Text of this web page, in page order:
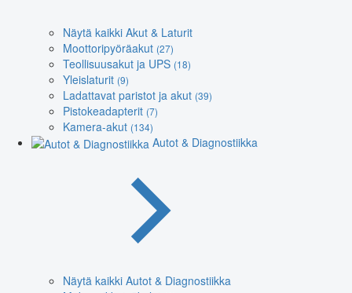
Näytä kaikki Akut & Laturit
Moottoripyöräakut (27)
Teollisuusakut ja UPS (18)
Yleislaturit (9)
Ladattavat paristot ja akut (39)
Pistokeadapterit (7)
Kamera-akut (134)
Autot & Diagnostiikka
Näytä kaikki Autot & Diagnostiikka